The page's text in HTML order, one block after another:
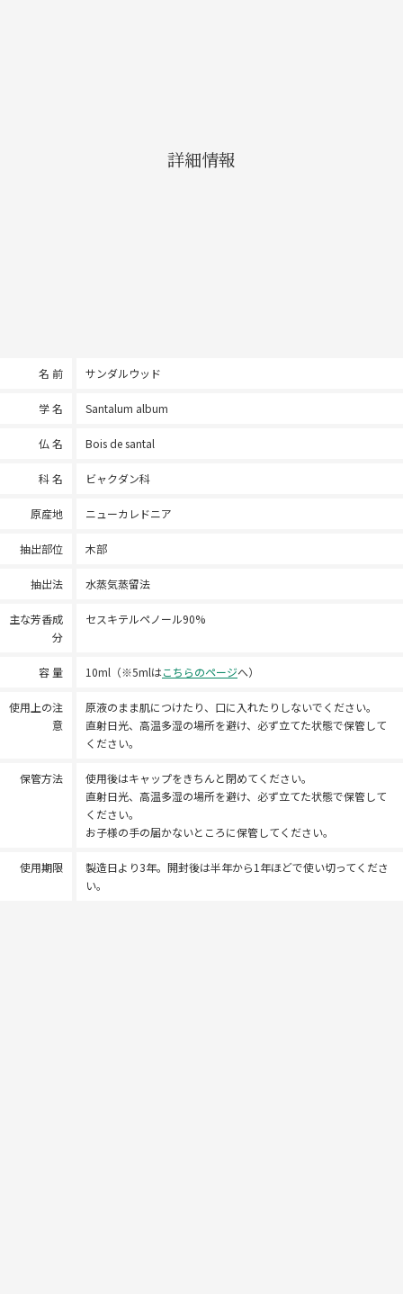
詳細情報
名 前 サンダルウッド
学 名 Santalum album
仏 名 Bois de santal
科 名 ビャクダン科
原産地 ニューカレドニア
抽出部位 木部
抽出法 水蒸気蒸留法
主な芳香成
分
セスキテルペノール90%
容 量 10ml（※5mlはこちらのページへ）
使用上の注
意
原液のまま肌につけたり、口に入れたりしないでください。
直射日光、高温多湿の場所を避け、必ず立てた状態で保管して
ください。
保管方法
使用後はキャップをきちんと閉めてください。
直射日光、高温多湿の場所を避け、必ず立てた状態で保管して
ください。
お子様の手の届かないところに保管してください。
使用期限
製造日より3年。開封後は半年から1年ほどで使い切ってくださ
い。